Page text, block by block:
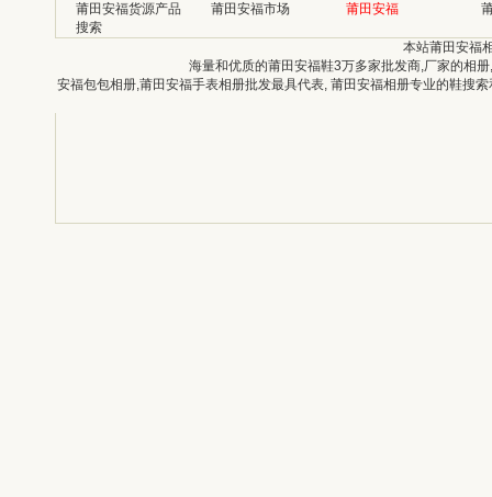
莆田安福货源产品
搜索
莆田安福市场 莆田安福
本站莆田安福
海量和优质的莆田安福鞋3万多家批发商,厂家的相
安福包包相册,莆田安福手表相册批发最具代表, 莆田安福相册专业的鞋搜